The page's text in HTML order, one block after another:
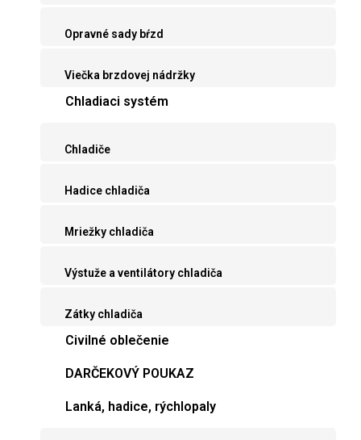
Opravné sady bŕzd
Viečka brzdovej nádržky
Chladiaci systém
Chladiče
Hadice chladiča
Mriežky chladiča
Výstuže a ventilátory chladiča
Zátky chladiča
Civilné oblečenie
DARČEKOVÝ POUKAZ
Lanká, hadice, rýchlopaly